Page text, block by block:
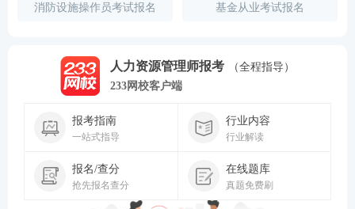
消防设施操作员考试报名 基金从业考试报名
人力资源管理师报考
（全程指导）
233网校客户端
报考指南
一站式指导
行业内容
行业解读
报名/查分
抢先报名查分
在线题库
真题免费刷